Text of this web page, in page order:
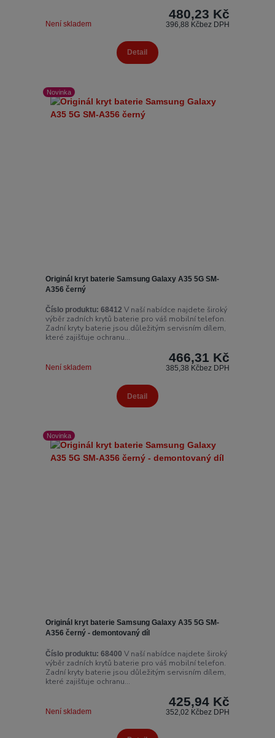
480,23 Kč
396,88 Kčbez DPH
Není skladem
Detail
Novinka
Originál kryt baterie Samsung Galaxy A35 5G SM-
A356 černý
Číslo produktu: 68412 V naší nabídce najdete široký
výběr zadních krytů baterie pro váš mobilní telefon.
Zadní kryty baterie jsou důležitým servisním dílem,
které zajišťuje ochranu...
466,31 Kč
385,38 Kčbez DPH
Není skladem
Detail
Novinka
Originál kryt baterie Samsung Galaxy A35 5G SM-
A356 černý - demontovaný díl
Číslo produktu: 68400 V naší nabídce najdete široký
výběr zadních krytů baterie pro váš mobilní telefon.
Zadní kryty baterie jsou důležitým servisním dílem,
které zajišťuje ochranu...
425,94 Kč
352,02 Kčbez DPH
Není skladem